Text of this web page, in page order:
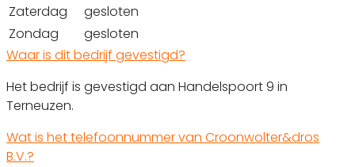
Zaterdag
gesloten
Zondag
gesloten
Waar is dit bedrijf gevestigd?
Het bedrijf is gevestigd aan Handelspoort 9 in
Terneuzen.
Wat is het telefoonnummer van Croonwolter&dros
B.V.?